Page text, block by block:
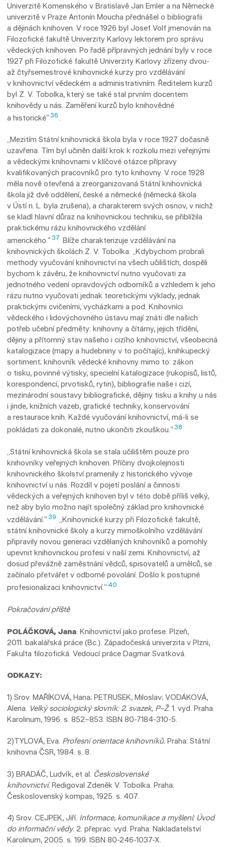
Univerzitě Komenského v Bratislavě Jan Emler a na Německé
univerzitě v Praze Antonín Moucha přednášel o bibliografii
a dějinách knihoven. V roce 1926 byl Josef Volf jmenován na
Filozofické fakultě Univerzity Karlovy lektorem pro správu
vědeckých knihoven. Po řadě přípravných jednání byly v roce
1927 při Filozofické fakultě Univer­zity Karlovy zřízeny dvou-
až čtyřsemestrové knihovnické kurzy pro vzdělávání
v knihovnictví vědeckém a administrativním. Ředitelem kurzů
byl Z. V. Tobolka, který se také stal prvním docentem
knihovědy u nás. Zaměření kurzů bylo knihovědné
a historické“ 36
„Mezitím Státní knihovnická škola byla v ro­ce 1927 dočasně
uzavřena. Tím byl učiněn další krok k rozkolu mezi veřejnými
a vědeckými knihovnami v klíčové otázce přípravy
kvalifikovaných pracovníků pro tyto knihovny. V roce 1928
měla nově otevřená a zreorganizovaná Státní knihovnická
škola již dvě oddělení, české a německé (německá škola
v Ústí n. L. byla zrušena), a charakterem svých osnov, v nichž
se kladl hlavní důraz na knihovnickou techniku, se přiblížila
praktickému rázu knihovnického vzdělání
amerického.“ 37 Blíže charakterizuje vzdělávání na
knihovnických školách Z. V. Tobolka: „Kdybychom probrali
methody vyučování knihovnictví na všech učilištích, dospěli
bychom k závěru, že knihovnictví nutno vyučovati za
jednotného vedení opravdových odborníků a vzhledem k jeho
rázu nutno vyučovati jednak teoretickými výklady, jednak
praktickými cvičeními, vycházkami a pod. Knihovníci
vědeckého i lidovýchovného ústavu mají znáti dle našich
potřeb učební předměty: knihovny a čítárny, jejich třídění,
dějiny a přítomný stav našeho i cizího knihovnictví, všeobecná
katalogizace (mapy a hudebniny v to počítajíc), knihkupecký
sortiment; knihovník vědecké knihov­ny mimo to: zákon
o tisku, povinné výtisky, specielní katalogizace (rukopisů, listů,
ko­res­pon­­dencí, prvotisků, rytin), bibliografie naše i ci­zí,
mezinárodní soustavy bibliografické, dějiny tisku a knihy u nás
i jinde, knižních vazeb, grafické techniky, konservování
a restaurace knih. Každé vyučování knihovnictví, má-li se
pokládati za dokonalé, nutno ukončiti zkouš­kou.“ 38
„Státní knihovnická škola se stala učilištěm pouze pro
knihovníky veřejných knihoven. Pří­či­ny dvojkolejnosti
knihovnického školství pra­menily z historického vývoje
knihovnictví u nás. Rozdíl v pojetí poslání a činnosti
vědeckých a veřejných knihoven byl v této době příliš vel­ký,
než aby bylo možno najít společný základ pro knihovnické
vzdělávání.“ 39 „Knihovnické kurzy při Filozofické fakultě,
státní knihovnic­ké školy a kurzy mimoškolního vzdělávání
připravily novou generaci vzdělaných knihovníků a pomohly
upevnit knihovnickou profesi v naší zemi. Knihovnictví, až
dosud převážně zaměstnání vědců, spisovatelů a umělců, se
začínalo přetvářet v odborné povolání. Došlo k postup­né
profesionalizaci knihovnictví.“ 40
Pokračování příště
POLÁČKOVÁ, Jana . Knihovnictví jako profese. Plzeň,
2011. bakalářská práce (Bc.). Západočeská univerzita v Plzni,
Fakulta filozofická. Vedoucí práce Dagmar Svatková.
ODKAZY:
1) Srov. MAŘÍKOVÁ, Hana; PETRUSEK, Miloslav; VODÁKOVÁ,
Alena. Velký sociologický slovník: 2. svazek, P–Ž. 1. vyd. Praha:
Karolinum, 1996. s. 852–853. ISBN 80-7184-310-5.
2)TYLOVÁ, Eva. Profesní orientace knihovníků. Praha: Státní
knihovna ČSR, 1984. s. 8.
3) BRADÁČ, Ludvík, et al. Československé
knihovnictví.Redigoval Zdeněk V. Tobolka. Praha:
Československý kompas, 1925. s. 407.
4) Srov. CEJPEK, Jiří. Informace, komunikace a myšlení: Úvod
do informační vědy. 2. přeprac. vyd. Praha: Nakladatelství
Karolinum, 2005. s. 199. ISBN 80-246-1037-X.